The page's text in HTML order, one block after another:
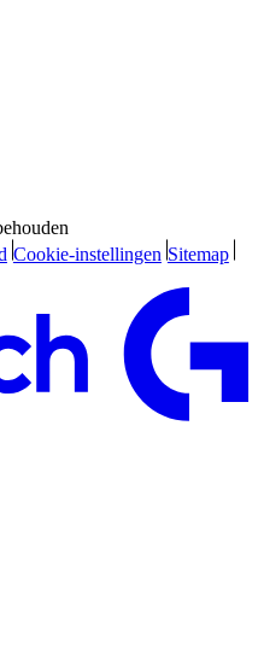
Cookie-instellingen Sitemap